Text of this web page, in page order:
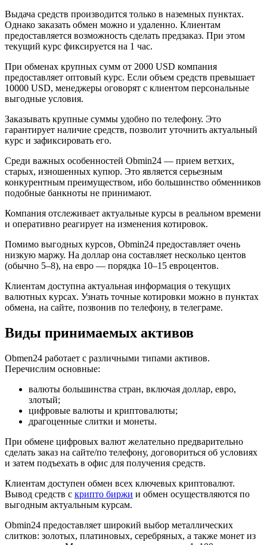
Выдача средств производится только в наземных пунктах.
Однако заказать обмен можно и удаленно. Клиентам
предоставляется возможность сделать предзаказ. При этом
текущий курс фиксируется на 1 час.
При обменах крупных сумм от 2000 USD компания
предоставляет оптовый курс. Если объем средств превышает
10000 USD, менеджеры оговорят с клиентом персональные
выгодные условия.
Заказывать крупные суммы удобно по телефону. Это
гарантирует наличие средств, позволит уточнить актуальный
курс и зафиксировать его.
Среди важных особенностей Obmin24 — прием ветхих,
старых, изношенных купюр. Это является серьезным
конкурентным преимуществом, ибо большинство обменников
подобные банкноты не принимают.
Компания отслеживает актуальные курсы в реальном времени
и оперативно реагирует на изменения котировок.
Помимо выгодных курсов, Obmin24 предоставляет очень
низкую маржу. На доллар она составляет несколько центов
(обычно 5–8), на евро — порядка 10–15 евроцентов.
Клиентам доступна актуальная информация о текущих
валютных курсах. Узнать точные котировки можно в пунктах
обмена, на сайте, позвонив по телефону, в телеграме.
Виды принимаемых активов
Obmen24 работает с различными типами активов.
Перечислим основные:
валюты большинства стран, включая доллар, евро,
злотый;
цифровые валюты и криптовалюты;
драгоценные слитки и монеты.
При обмене цифровых валют желательно предварительно
сделать заказ на сайте/по телефону, договориться об условиях
и затем подъехать в офис для получения средств.
Клиентам доступен обмен всех ключевых криптовалют.
Вывод средств с крипто биржи и обмен осуществляются по
выгодным актуальным курсам.
Obmin24 предоставляет широкий выбор металлических
слитков: золотых, платиновых, серебряных, а также монет из